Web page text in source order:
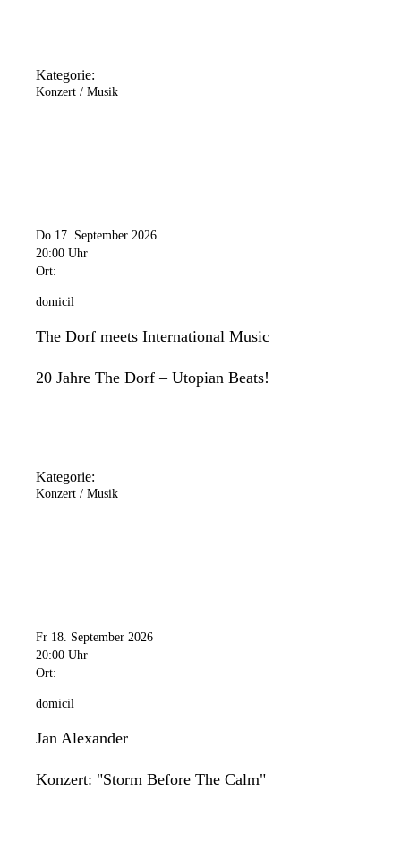
Kategorie:
Konzert / Musik
Do 17. September 2026
20:00 Uhr
Ort:
domicil
The Dorf meets International Music
20 Jahre The Dorf – Utopian Beats!
Kategorie:
Konzert / Musik
Fr 18. September 2026
20:00 Uhr
Ort:
domicil
Jan Alexander
Konzert: "Storm Before The Calm"